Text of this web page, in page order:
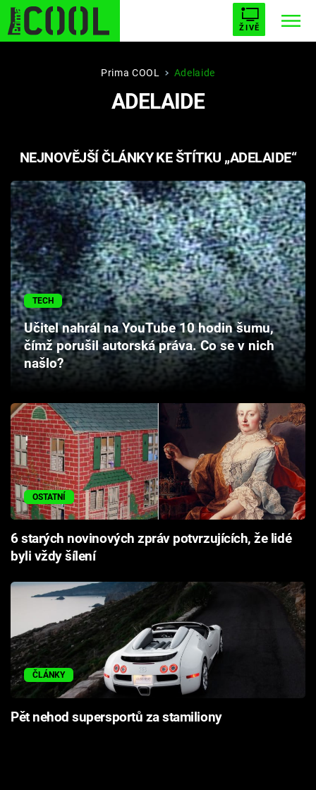
ŽIVĚ
STARHOUSE BUFFY, PŘEMOŽITELKA UPÍRŮ
PLNEJ KOTEL AVENGERS 5
Témata
Filmy
Seriály
Hry
Cool Esport
Pořady
TV Program
Sledujte prima+
Přihlášení
Sledujte nás
Prima COOL Adelaide
ADELAIDE
NEJNOVĚJŠÍ ČLÁNKY KE ŠTÍTKU „ADELAIDE“
TECH
Učitel nahrál na YouTube 10 hodin šumu,
čímž porušil autorská práva. Co se v nich
našlo?
OSTATNÍ
6 starých novinových zpráv potvrzujících, že lidé
byli vždy šílení
ČLÁNKY
Pět nehod supersportů za stamiliony